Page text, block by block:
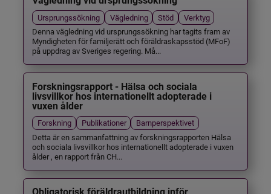
Ursprungssökning Vägledning Stöd
Verktyg
Denna vägledning vid ursprungssökning har tagits fram av
Myndigheten för familjerätt och föräldraskapsstöd (MFoF)
på uppdrag av Sveriges regering. Må...
Forskningsrapport - Hälsa och sociala
livsvillkor hos internationellt adopterade i
vuxen ålder
Forskning Publikationer
Barnperspektivet
Detta är en sammanfattning av forskningsrapporten Hälsa
och sociala livsvillkor hos internationellt adopterade i vuxen
ålder , en rapport från CH...